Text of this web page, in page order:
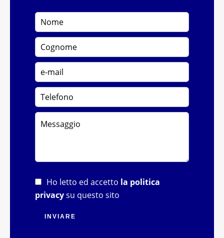
Ho letto ed accetto la politica
privacysu questo sito
INVIARE